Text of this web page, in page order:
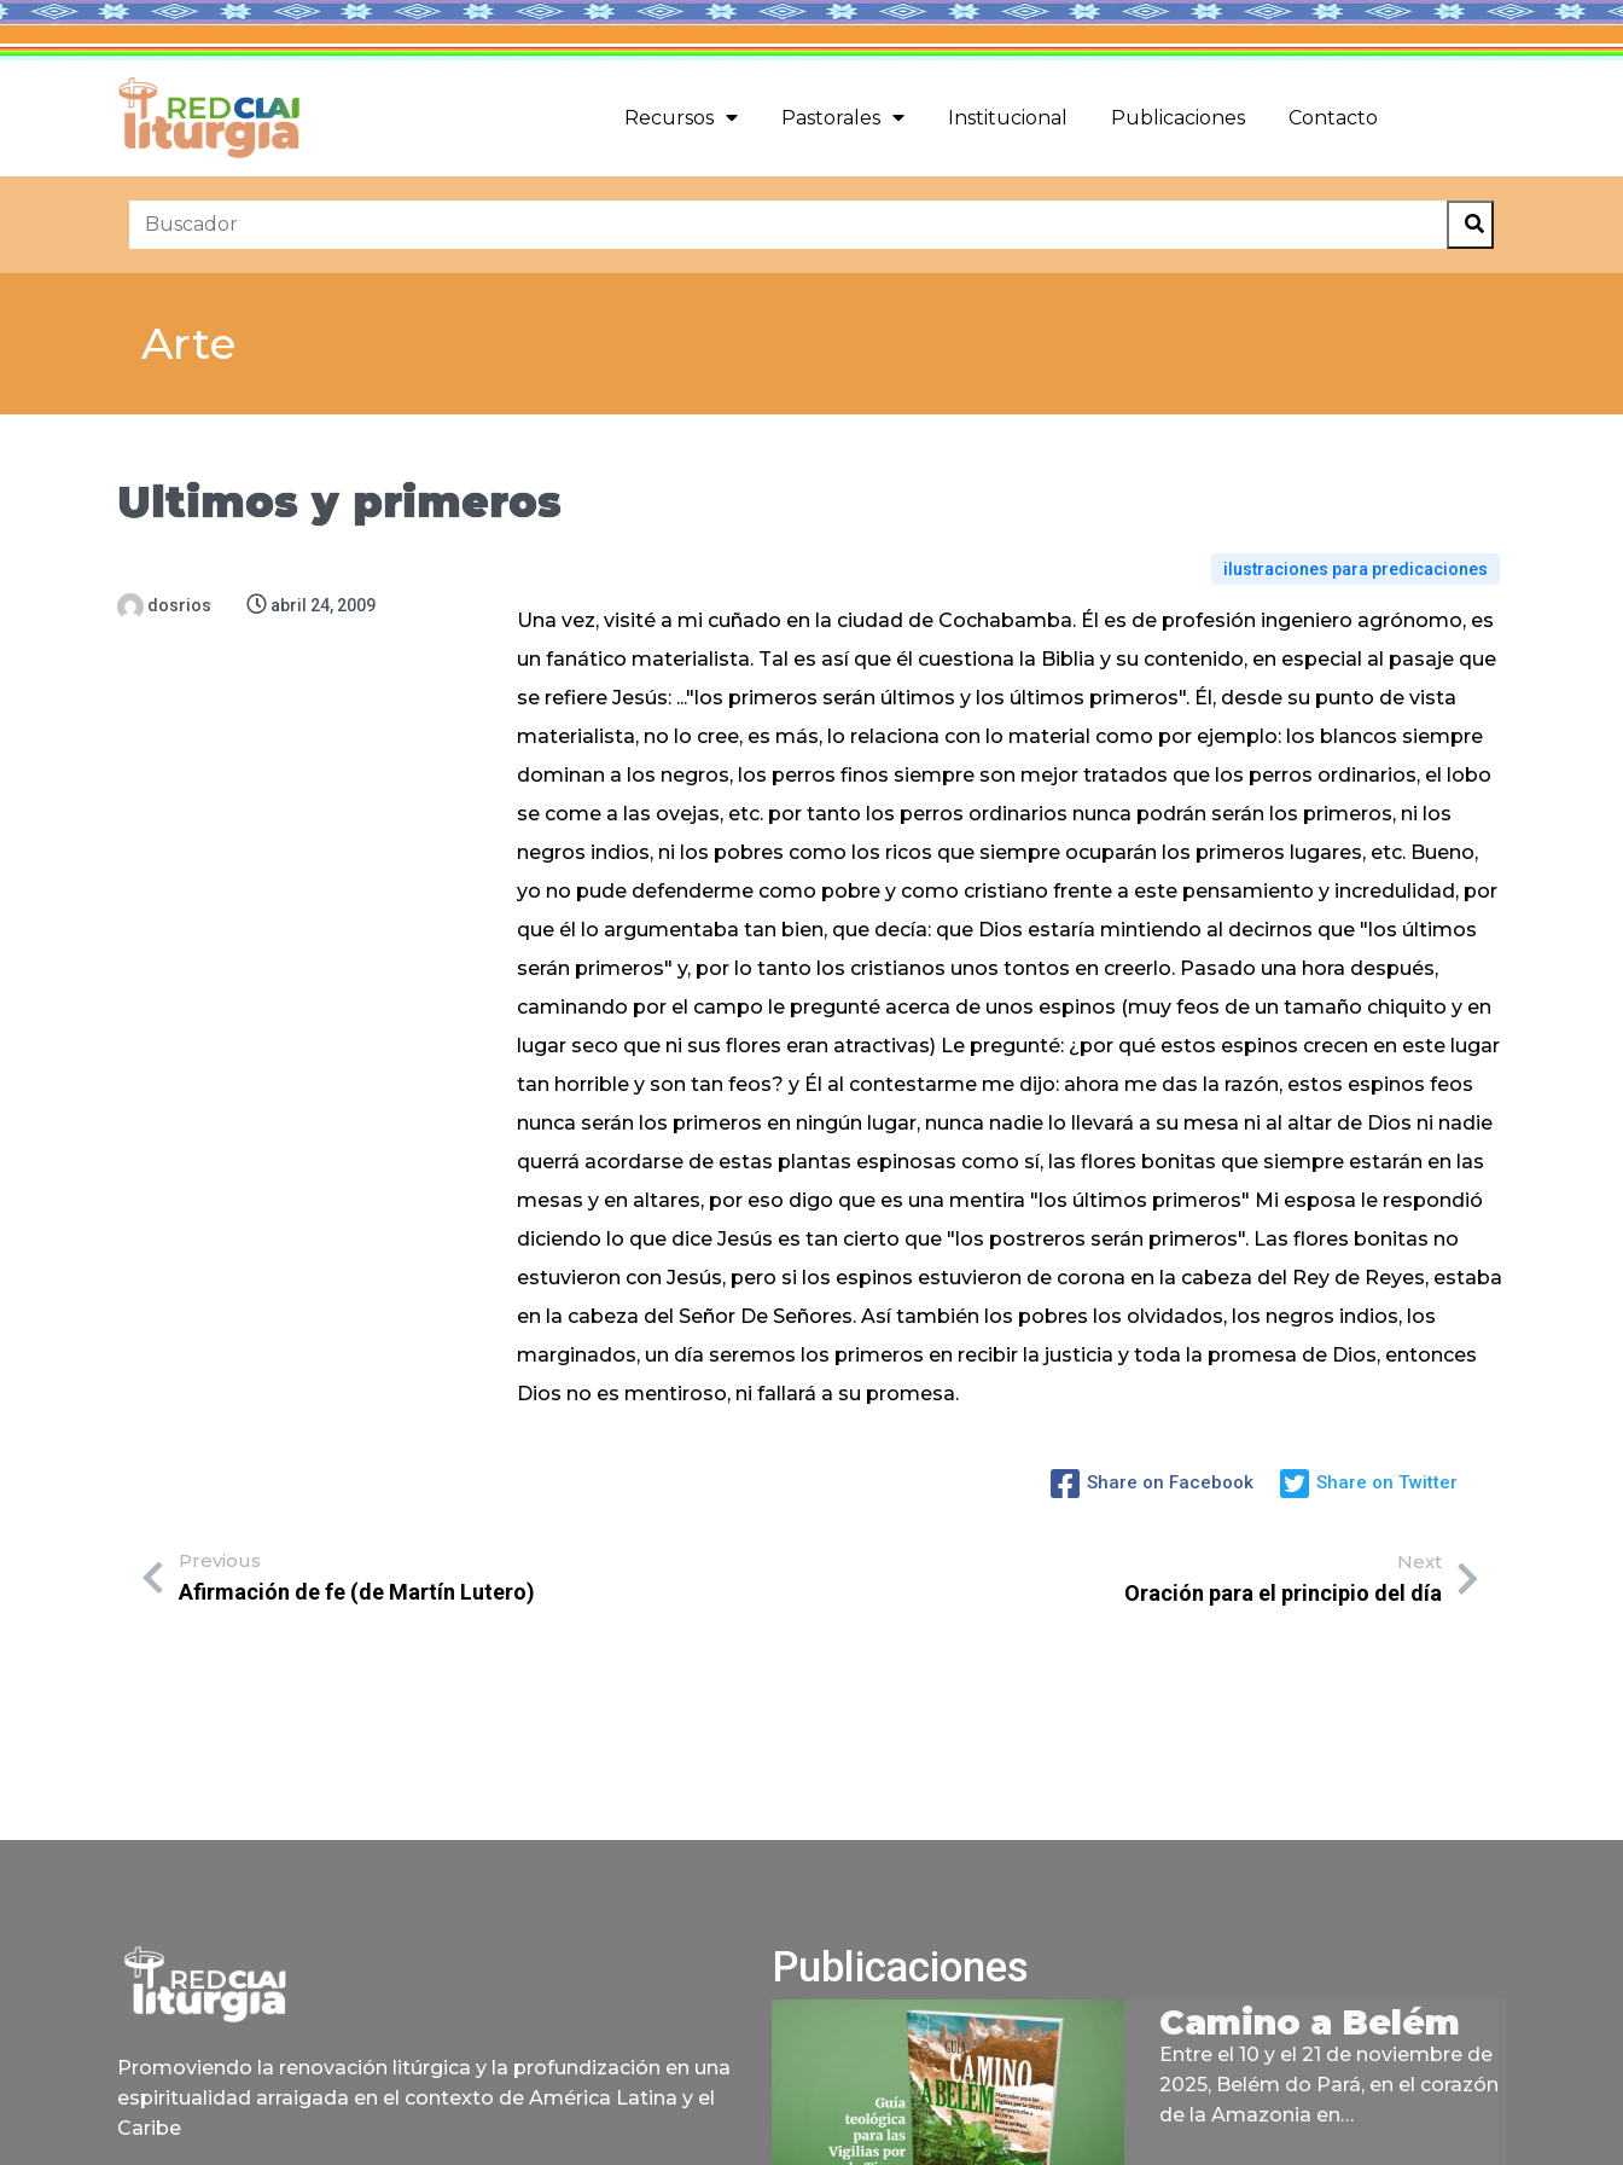
Recursos Pastorales Institucional Publicaciones Contacto
Arte
Ultimos y primeros
dosrios abril 24, 2009
ilustraciones para predicaciones
Una vez, visité a mi cuñado en la ciudad de Cochabamba. Él es de profesión ingeniero agrónomo, es
un fanático materialista. Tal es así que él cuestiona la Biblia y su contenido, en especial al pasaje que
se refiere Jesús: ..."los primeros serán últimos y los últimos primeros". Él, desde su punto de vista
materialista, no lo cree, es más, lo relaciona con lo material como por ejemplo: los blancos siempre
dominan a los negros, los perros finos siempre son mejor tratados que los perros ordinarios, el lobo
se come a las ovejas, etc. por tanto los perros ordinarios nunca podrán serán los primeros, ni los
negros indios, ni los pobres como los ricos que siempre ocuparán los primeros lugares, etc. Bueno,
yo no pude defenderme como pobre y como cristiano frente a este pensamiento y incredulidad, por
que él lo argumentaba tan bien, que decía: que Dios estaría mintiendo al decirnos que "los últimos
serán primeros" y, por lo tanto los cristianos unos tontos en creerlo. Pasado una hora después,
caminando por el campo le pregunté acerca de unos espinos (muy feos de un tamaño chiquito y en
lugar seco que ni sus flores eran atractivas) Le pregunté: ¿por qué estos espinos crecen en este lugar
tan horrible y son tan feos? y Él al contestarme me dijo: ahora me das la razón, estos espinos feos
nunca serán los primeros en ningún lugar, nunca nadie lo llevará a su mesa ni al altar de Dios ni nadie
querrá acordarse de estas plantas espinosas como sí, las flores bonitas que siempre estarán en las
mesas y en altares, por eso digo que es una mentira "los últimos primeros" Mi esposa le respondió
diciendo lo que dice Jesús es tan cierto que "los postreros serán primeros". Las flores bonitas no
estuvieron con Jesús, pero si los espinos estuvieron de corona en la cabeza del Rey de Reyes, estaba
en la cabeza del Señor De Señores. Así también los pobres los olvidados, los negros indios, los
marginados, un día seremos los primeros en recibir la justicia y toda la promesa de Dios, entonces
Dios no es mentiroso, ni fallará a su promesa.
Share on Facebook Share on Twitter
Previous
Afirmación de fe (de Martín Lutero)
Next
Oración para el principio del día
Promoviendo la renovación litúrgica y la profundización en una
espiritualidad arraigada en el contexto de América Latina y el
Caribe
Publicaciones
Camino a Belém
Entre el 10 y el 21 de noviembre de
2025, Belém do Pará, en el corazón
de la Amazonia en…